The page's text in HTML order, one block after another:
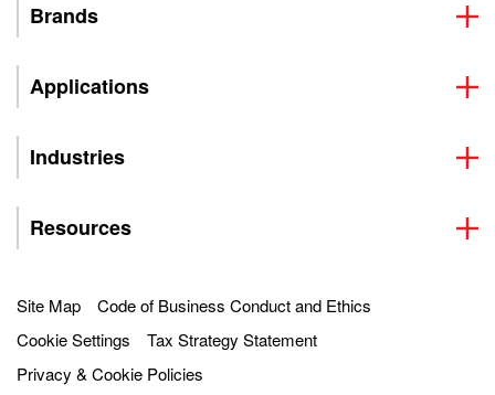
Brands
Applications
Industries
Resources
Site Map
Code of Business Conduct and Ethics
Cookie Settings
Tax Strategy Statement
Privacy & Cookie Policies